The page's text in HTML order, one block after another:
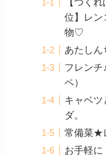
位】レン
物♡
あたし
フレンチ
ペ）
キャベツ
ダ。
常備菜★
お手軽に